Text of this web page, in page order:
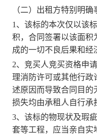
（二） 出租方特别明确
1、该标的本次仅以该
积，合同签署以该面积
成的一切不良后果和经
2、 竞买人竞买资格申
理消防许可或其他行政
述原因而导致合同目的
损失均由承租人自行承
3、该标的物现状及瑕
套等工程，应当亲自实